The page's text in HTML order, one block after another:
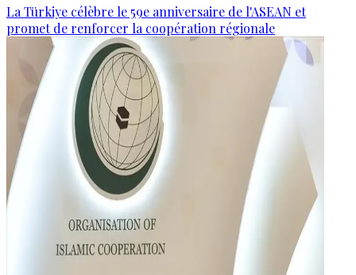
La Türkiye célèbre le 59e anniversaire de l'ASEAN et
promet de renforcer la coopération régionale